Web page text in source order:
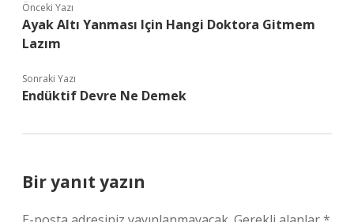
Önceki Yazı
Ayak Altı Yanması Için Hangi Doktora Gitmem
Lazım
Sonraki Yazı
Endüktif Devre Ne Demek
Bir yanıt yazın